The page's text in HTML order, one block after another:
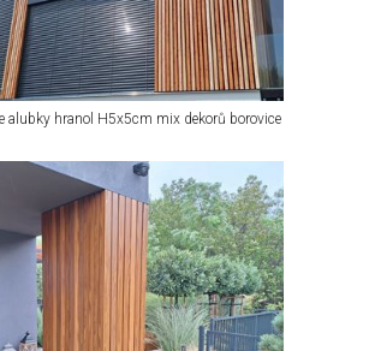
alubky hranol H5x5cm mix dekorů borovice